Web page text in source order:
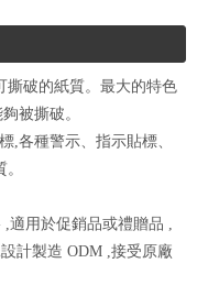
撕破的紙質。最大的特色
被撕破。
,各種警示、指示貼標、
用於促銷品或禮贈品 ,
計製造 ODM ,接受原廠